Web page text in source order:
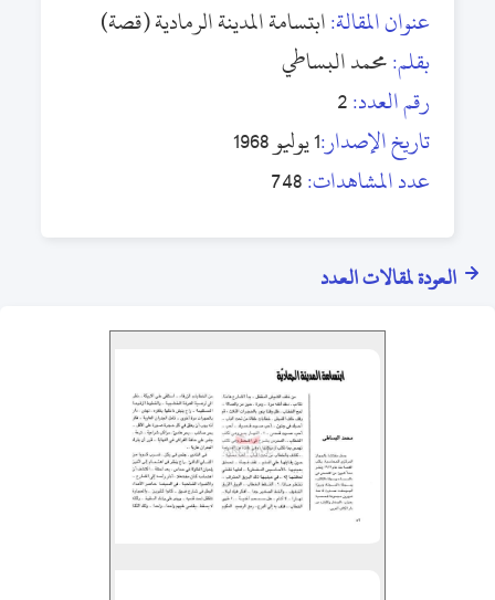
عنوان المقالة:ابتسامة المدينة الرمادية (قصة)
بقلم:محمد البساطي
رقم العدد:2
تاريخ الإصدار:1 يوليو 1968
عدد المشاهدات:748
العودة لمقالات العدد